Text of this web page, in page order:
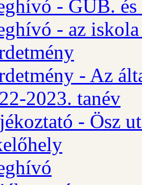
- GÜB.
- az iskola
- Az
2023. tanév
- Ösz